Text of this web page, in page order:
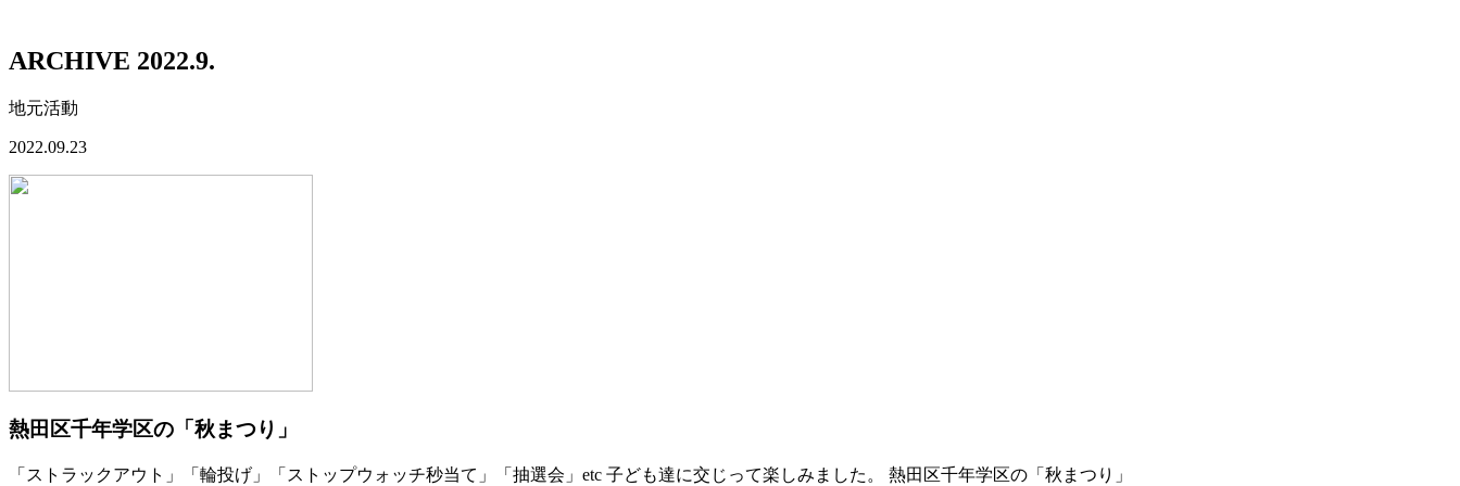
ARCHIVE 2022.9.
地元活動
2022.09.23
熱田区千年学区の「秋まつり」
「ストラックアウト」「輪投げ」「ストップウォッチ秒当て」「抽選会」etc 子ども達に交じって楽しみました。 熱田区千年学区の「秋まつり」